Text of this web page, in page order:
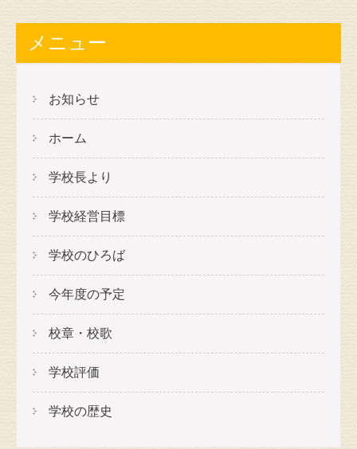
メニュー
お知らせ
ホーム
学校長より
学校経営目標
学校のひろば
今年度の予定
校章・校歌
学校評価
学校の歴史